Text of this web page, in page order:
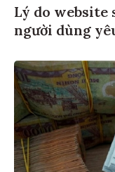
Lý do website
người dùng